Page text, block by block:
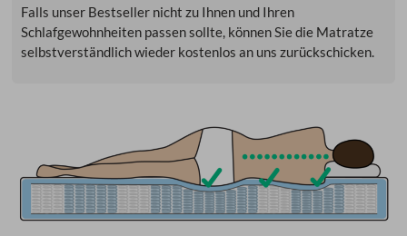
Falls unser Bestseller nicht zu Ihnen und Ihren
Schlafgewohnheiten passen sollte, können Sie die Matratze
selbstverständlich wieder kostenlos an uns zurückschicken.